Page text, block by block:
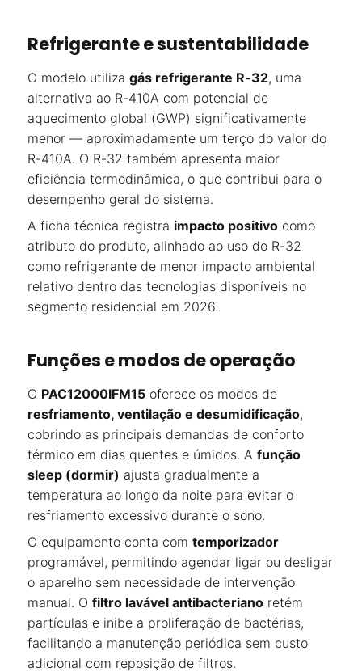
Refrigerante e sustentabilidade
O modelo utiliza gás refrigerante R-32, uma
alternativa ao R-410A com potencial de
aquecimento global (GWP) significativamente
menor — aproximadamente um terço do valor do
R-410A. O R-32 também apresenta maior
eficiência termodinâmica, o que contribui para o
desempenho geral do sistema.
A ficha técnica registra impacto positivo como
atributo do produto, alinhado ao uso do R-32
como refrigerante de menor impacto ambiental
relativo dentro das tecnologias disponíveis no
segmento residencial em 2026.
Funções e modos de operação
O PAC12000IFM15 oferece os modos de
resfriamento, ventilação e desumidificação,
cobrindo as principais demandas de conforto
térmico em dias quentes e úmidos. A função
sleep (dormir) ajusta gradualmente a
temperatura ao longo da noite para evitar o
resfriamento excessivo durante o sono.
O equipamento conta com temporizador
programável, permitindo agendar ligar ou desligar
o aparelho sem necessidade de intervenção
manual. O filtro lavável antibacteriano retém
partículas e inibe a proliferação de bactérias,
facilitando a manutenção periódica sem custo
adicional com reposição de filtros.